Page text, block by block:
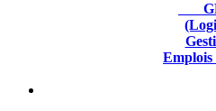
Emplois